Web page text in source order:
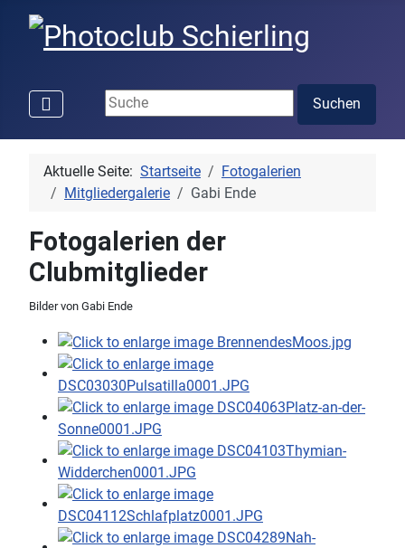
Suchen ...
Suchen
Aktuelle Seite: Startseite
Fotogalerien
Mitgliedergalerie
Gabi Ende
Fotogalerien der
Clubmitglieder
Bilder von Gabi Ende